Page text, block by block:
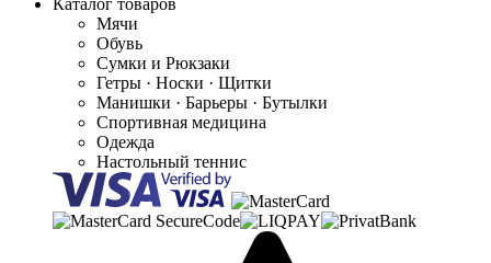
Мячи
Обувь
Сумки и Рюкзаки
Гетры · Носки · Щитки
Манишки · Барьеры · Бутылки
Спортивная медицина
Одежда
Настольный теннис